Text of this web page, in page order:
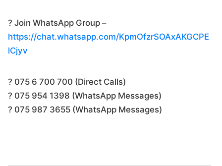
? Join WhatsApp Group –
https://chat.whatsapp.com/KpmOfzrSOAxAKGCPE
lCjyv
? 075 6 700 700 (Direct Calls)
? 075 954 1398 (WhatsApp Messages)
? 075 987 3655 (WhatsApp Messages)